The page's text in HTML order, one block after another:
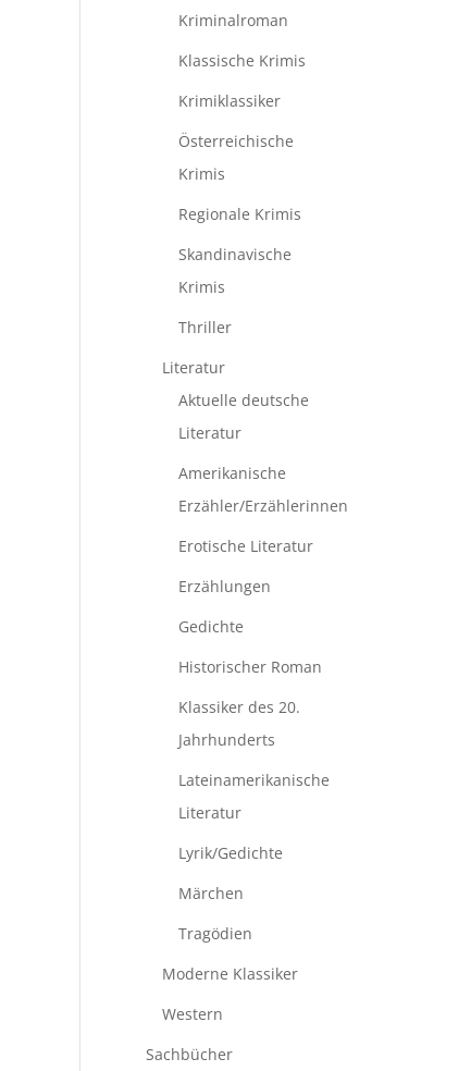
Kriminalroman
Klassische Krimis
Krimiklassiker
Österreichische
Krimis
Regionale Krimis
Skandinavische
Krimis
Thriller
Literatur
Aktuelle deutsche
Literatur
Amerikanische
Erzähler/Erzählerinnen
Erotische Literatur
Erzählungen
Gedichte
Historischer Roman
Klassiker des 20.
Jahrhunderts
Lateinamerikanische
Literatur
Lyrik/Gedichte
Märchen
Tragödien
Moderne Klassiker
Western
Sachbücher